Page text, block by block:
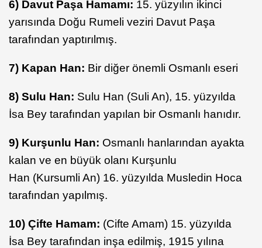
6) Davut Paşa Hamamı: 15. yüzyılın ikinci
yarısında Doğu Rumeli veziri Davut Paşa
tarafından yaptırılmış.
7) Kapan Han: Bir diğer önemli Osmanlı eseri
8) Sulu Han: Sulu Han (Suli An), 15. yüzyılda
İsa Bey tarafından yapılan bir Osmanlı hanıdır.
9) Kurşunlu Han: Osmanlı hanlarından ayakta
kalan ve en büyük olanı Kurşunlu
Han (Kursumli An) 16. yüzyılda Musledin Hoca
tarafından yapılmış.
10) Çifte Hamam: (Cifte Amam) 15. yüzyılda
İsa Bey tarafından inşa edilmiş, 1915 yılına